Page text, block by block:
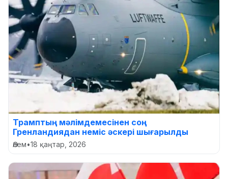
Трамптың мәлімдемесінен соң
Гренландиядан неміс әскері шығарылды
Әлем•18 қаңтар, 2026